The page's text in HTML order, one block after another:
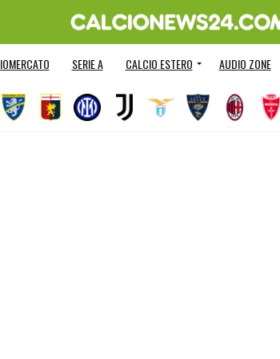
SERIE A CALCIO ESTERO AUDIO ZONE